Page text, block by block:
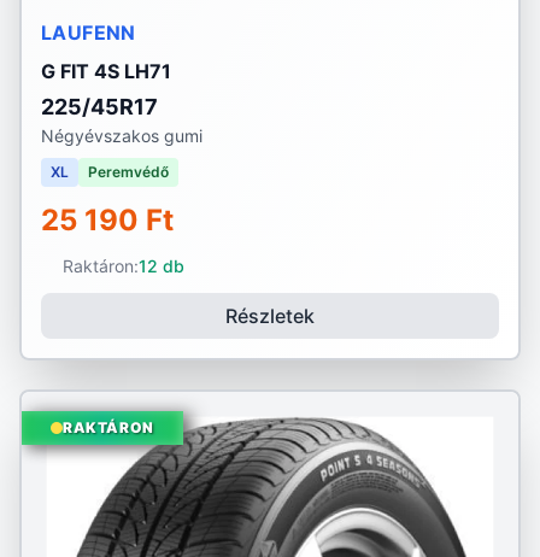
LAUFENN
G FIT 4S LH71
225/45R17
Négyévszakos gumi
XL Peremvédő
25 190 Ft
Raktáron:12 db
Részletek
RAKTÁRON